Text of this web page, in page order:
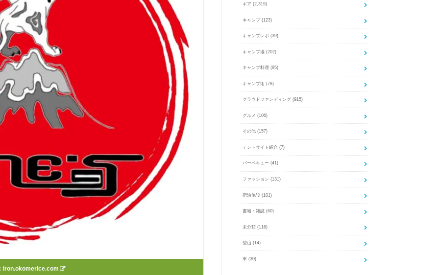
iron.okomerice.com
ギア (2,319)
キャンプ (123)
キャンプレポ (39)
キャンプ場 (202)
キャンプ料理 (95)
キャンプ術 (78)
クラウドファンディング (915)
グルメ (106)
その他 (157)
テントサイト紹介 (7)
バーベキュー (41)
ファッション (131)
宿泊施設 (101)
書籍・雑誌 (60)
未分類 (116)
登山 (14)
車 (30)